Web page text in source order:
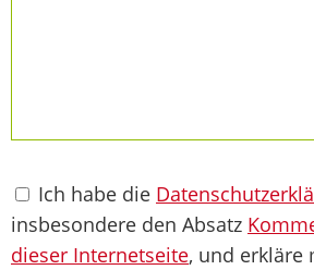
Ich habe die
insbesondere den Absatz
dieser Internetseite, und erkläre